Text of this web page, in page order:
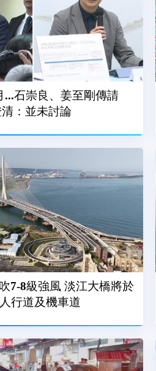
...石崇良、姜至剛傳請
澄清：並未討論
7-8級強風 淡江大橋將於
行道及機車道